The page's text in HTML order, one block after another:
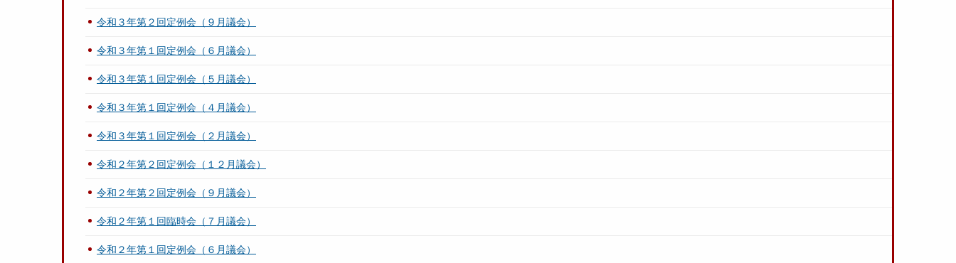
令和３年第２回定例会（９月議会）
令和３年第１回定例会（６月議会）
令和３年第１回定例会（５月議会）
令和３年第１回定例会（４月議会）
令和３年第１回定例会（２月議会）
令和２年第２回定例会（１２月議会）
令和２年第２回定例会（９月議会）
令和２年第１回臨時会（７月議会）
令和２年第１回定例会（６月議会）